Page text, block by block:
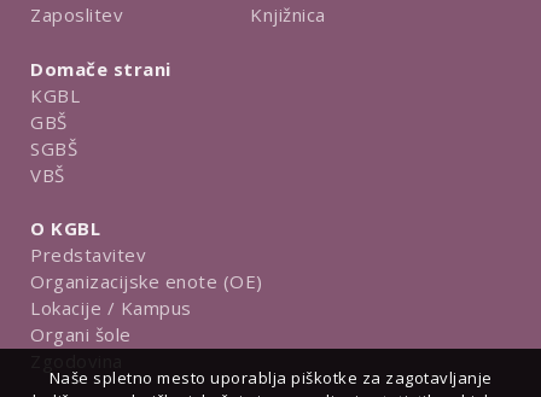
Zaposlitev Knjižnica
Domače strani
KGBL
GBŠ
SGBŠ
VBŠ
O KGBL
Predstavitev
Organizacijske enote (OE)
Lokacije / Kampus
Organi šole
Naše spletno mesto uporablja piškotke za zagotavljanje